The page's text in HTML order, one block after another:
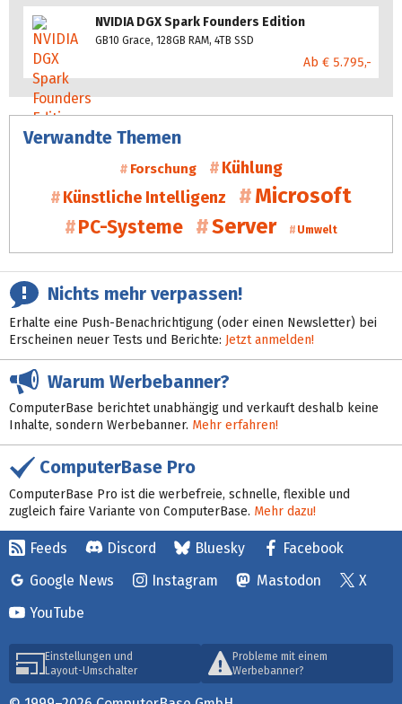
NVIDIA DGX Spark Founders Edition
GB10 Grace, 128GB RAM, 4TB SSD
Ab € 5.795,-
Verwandte Themen
Forschung
Kühlung
Künstliche Intelligenz
Microsoft
PC-Systeme Server Umwelt
Nichts mehr verpassen!
Erhalte eine Push-Benachrichtigung (oder einen Newsletter) bei
Erscheinen neuer Tests und Berichte: Jetzt anmelden!
Warum Werbebanner?
ComputerBase berichtet unabhängig und verkauft deshalb keine
Inhalte, sondern Werbebanner. Mehr erfahren!
ComputerBase Pro
ComputerBase Pro ist die werbefreie, schnelle, flexible und
zugleich faire Variante von ComputerBase. Mehr dazu!
Feeds Discord Bluesky
Facebook
Google News
Instagram Mastodon
X
YouTube
Einstellungen und
Layout-Umschalter
Probleme mit einem
Werbebanner?